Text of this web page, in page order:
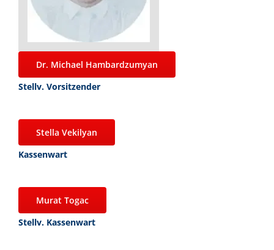
Dr. Michael Hambardzumyan
Stellv. Vorsitzender
Stella Vekilyan
Kassenwart
Murat Togac
Stellv. Kassenwart